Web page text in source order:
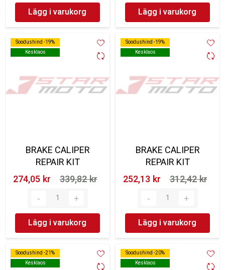
Lägg i varukorg Lägg i varukorg
Soodushind -19%
Kesklaos
Soodushind -19%
Kesklaos
BRAKE CALIPER
REPAIR KIT
274,05 kr‎
339,82 kr‎
Lägg i varukorg
Soodushind -19%
Kesklaos
Soodushind -19%
Kesklaos
BRAKE CALIPER
REPAIR KIT
252,13 kr‎
312,42 kr‎
Lägg i varukorg
Soodushind -21%
Kesklaos
Soodushind -21%
Kesklaos
Soodushind -20%
Kesklaos
Soodushind -20%
Kesklaos